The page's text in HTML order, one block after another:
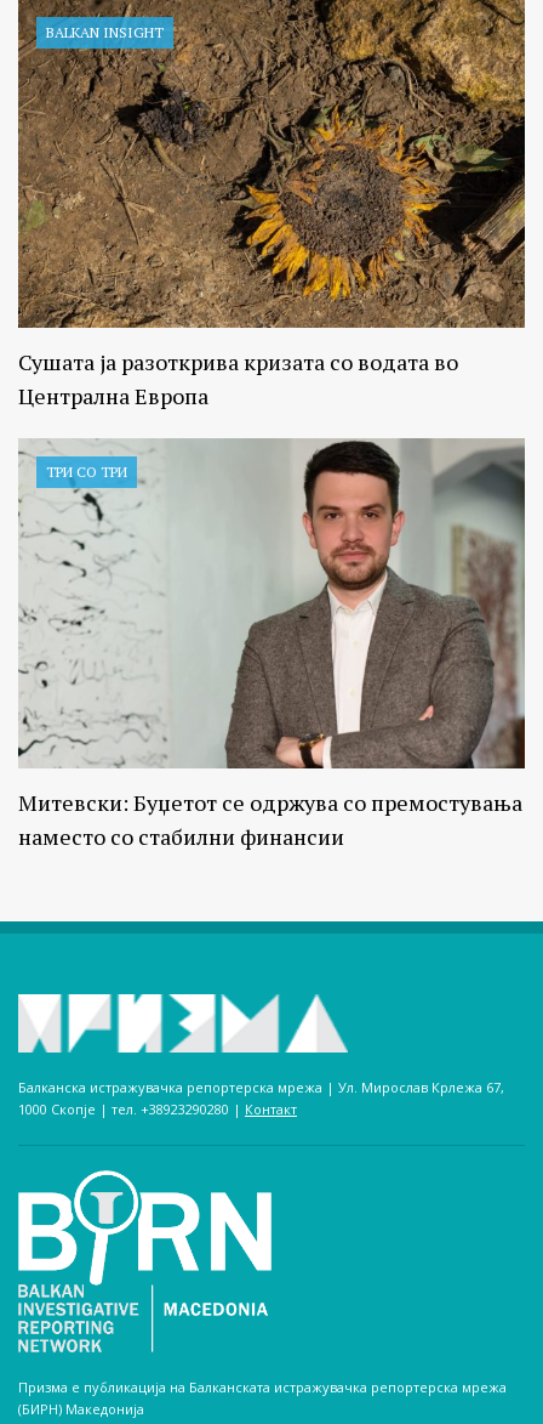
BALKAN INSIGHT
Сушата ја разоткрива кризата со водата во
Централна Европа
ТРИ СО ТРИ
Митевски: Буџетот се одржува со премостувања
наместо со стабилни финансии
Балканска истражувачка репортерска мрежа | Ул. Мирослав Крлежа 67,
1000 Скопје | тел. +38923290280­ | Контакт
Призма е публикација на Балканската истражувачка репортерска мрежа
(БИРН) Македонија